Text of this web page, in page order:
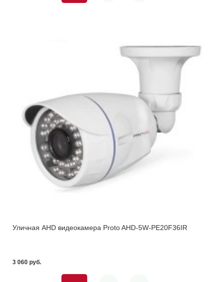
Уличная AHD видеокамера Proto AHD-5W-PE20F36IR
3 060 pуб.